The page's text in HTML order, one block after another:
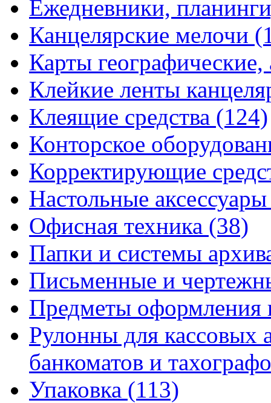
Ежедневники,
Канцелярские мелочи
Карты
Клейкие ленты
Клеящие средства (124)
Конторское
Корректирующие
Настольные
Офисная техника (38)
Папки и системы
Письменные и
Предметы оформления
Рулонны для кассовых
банкоматов и
Упаковка (113)